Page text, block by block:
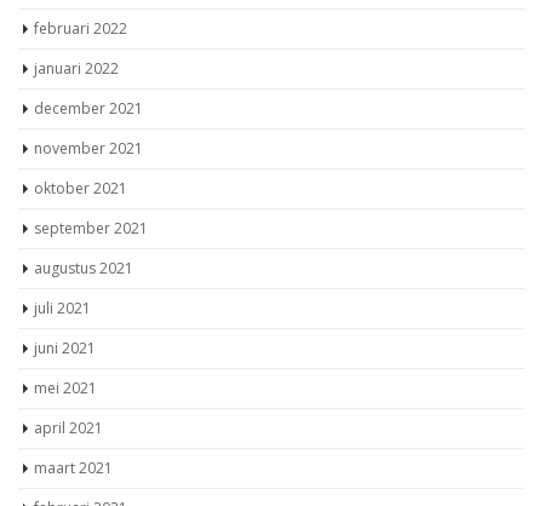
februari 2022
januari 2022
december 2021
november 2021
oktober 2021
september 2021
augustus 2021
juli 2021
juni 2021
mei 2021
april 2021
maart 2021